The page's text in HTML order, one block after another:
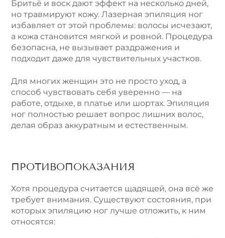
Бритьё и воск дают эффект на несколько дней,
но травмируют кожу. Лазерная эпиляция ног
избавляет от этой проблемы: волосы исчезают,
а кожа становится мягкой и ровной. Процедура
безопасна, не вызывает раздражения и
подходит даже для чувствительных участков.
Для многих женщин это не просто уход, а
способ чувствовать себя уверенно — на
работе, отдыхе, в платье или шортах. Эпиляция
ног полностью решает вопрос лишних волос,
делая образ аккуратным и естественным.
ПРОТИВОПОКАЗАНИЯ
Хотя процедура считается щадящей, она всё же
требует внимания. Существуют состояния, при
которых эпиляцию ног лучше отложить, к ним
относятся: